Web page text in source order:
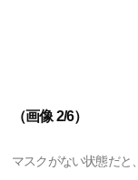
（画像 2/6）
マスクがない状態だと